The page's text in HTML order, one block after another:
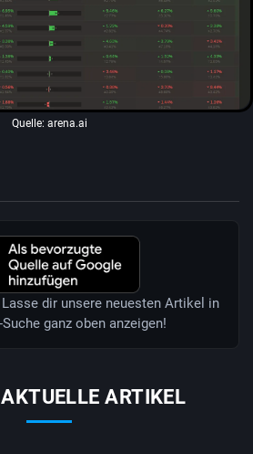
Quelle: arena.ai
Lasse dir unsere neuesten Artikel in
ganz oben anzeigen!
ARTIKEL